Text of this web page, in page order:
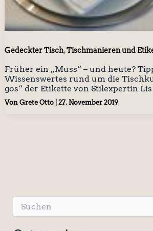
Gedeckter Tisch,Tischmanieren und
Früher ein „Muss“ – und heute?
Wissenswertes rund um die
gos“ der Etikette von Stilexpertin
Von Grete Otto 27. November 2019
u
c